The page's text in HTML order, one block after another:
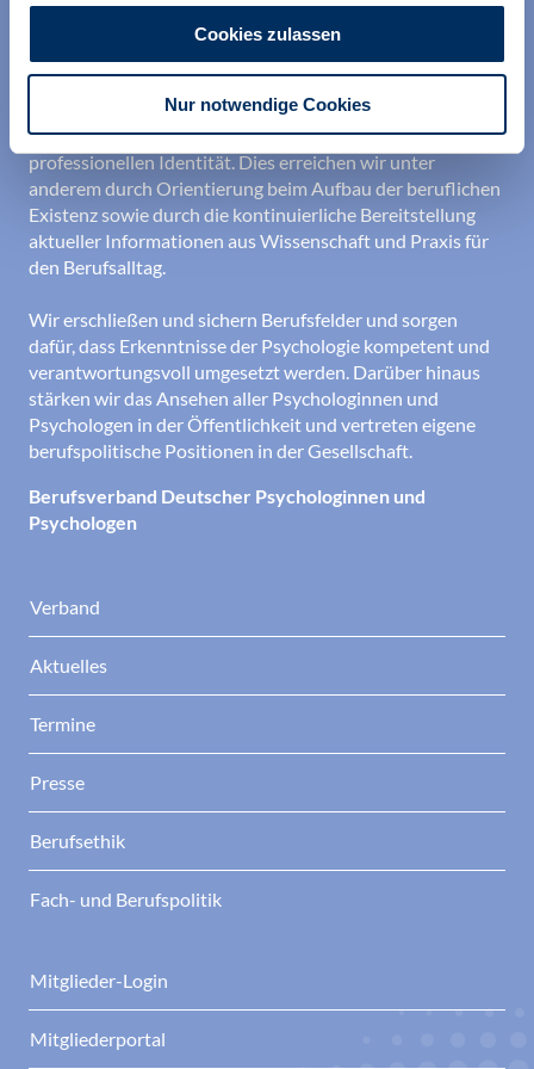
Cookies zulassen
Nur notwendige Cookies
Wir unterstützen alle Psychologinnen und Psychologen in
ihrer Berufsausübung und bei der Festigung ihrer
professionellen Identität. Dies erreichen wir unter
anderem durch Orientierung beim Aufbau der beruflichen
Existenz sowie durch die kontinuierliche Bereitstellung
aktueller Informationen aus Wissenschaft und Praxis für
den Berufsalltag.
Wir erschließen und sichern Berufsfelder und sorgen
dafür, dass Erkenntnisse der Psychologie kompetent und
verantwortungsvoll umgesetzt werden. Darüber hinaus
stärken wir das Ansehen aller Psychologinnen und
Psychologen in der Öffentlichkeit und vertreten eigene
berufspolitische Positionen in der Gesellschaft.
Berufsverband Deutscher Psychologinnen und
Psychologen
Verband
Aktuelles
Termine
Presse
Berufsethik
Fach- und Berufspolitik
Mitglieder-Login
Mitgliederportal